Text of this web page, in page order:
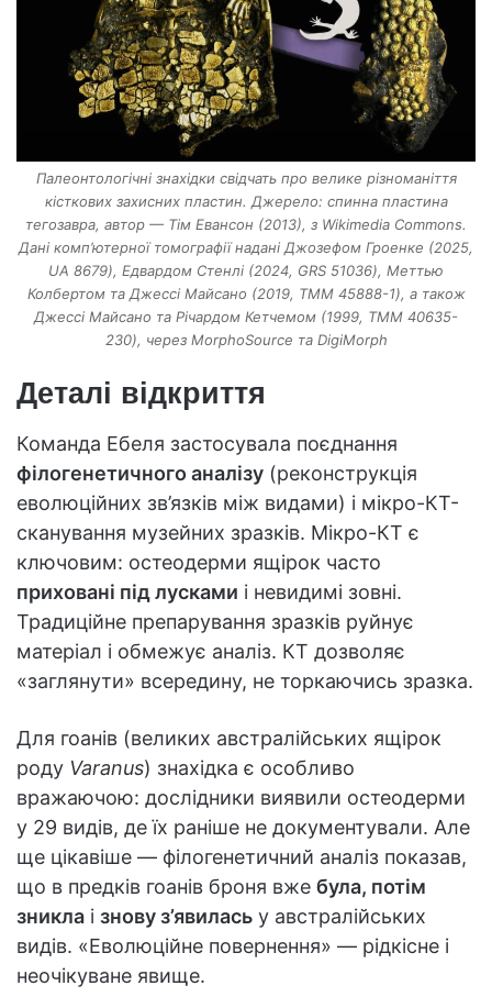
Палеонтологічні знахідки свідчать про велике різноманіття
кісткових захисних пластин. Джерело: спинна пластина
тегозавра, автор — Тім Евансон (2013), з Wikimedia Commons.
Дані комп’ютерної томографії надані Джозефом Гроенке (2025,
UA 8679), Едвардом Стенлі (2024, GRS 51036), Меттью
Колбертом та Джессі Майсано (2019, TMM 45888-1), а також
Джессі Майсано та Річардом Кетчемом (1999, TMM 40635-
230), через MorphoSource та DigiMorph
Деталі відкриття
Команда Ебеля застосувала поєднання
філогенетичного аналізу (реконструкція
еволюційних зв’язків між видами) і мікро-КТ-
сканування музейних зразків. Мікро-КТ є
ключовим: остеодерми ящірок часто
приховані під лусками і невидимі зовні.
Традиційне препарування зразків руйнує
матеріал і обмежує аналіз. КТ дозволяє
«заглянути» всередину, не торкаючись зразка.
Для гоанів (великих австралійських ящірок
роду Varanus) знахідка є особливо
вражаючою: дослідники виявили остеодерми
у 29 видів, де їх раніше не документували. Але
ще цікавіше — філогенетичний аналіз показав,
що в предків гоанів броня вже була, потім
зникла і знову з’явилась у австралійських
видів. «Еволюційне повернення» — рідкісне і
неочікуване явище.